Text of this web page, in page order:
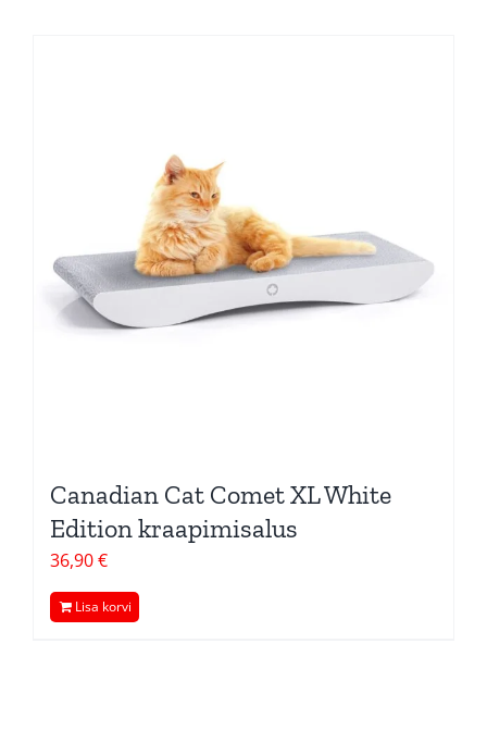
Canadian Cat Comet XL White
Edition kraapimisalus
36,90€
Lisa korvi